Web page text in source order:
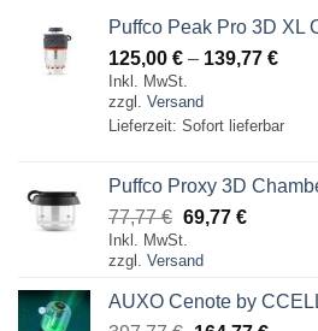
Puffco Peak Pro 3D XL
125,00 € – 139,77 €
Inkl. MwSt.
zzgl. Versand
Lieferzeit: Sofort lieferbar
Puffco Proxy 3D
77,77€ Ursprünglicher
Preis
war:
77,77 €
69,77 €Aktueller
69,77 €.
Inkl. MwSt.
zzgl. Versand
AUXO Cenote by